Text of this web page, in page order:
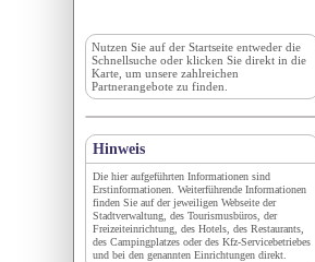
Nutzen Sie auf derStartseite entweder die
Schnellsuche oder klicken Sie direkt in die
Karte, um unsere zahlreichen
Partnerangebote zu finden.
Hinweis
Die hier aufgeführten Informationen sind
Erstinformationen. Weiterführende Informationen
finden Sie auf der jeweiligen Webseite der
Stadtverwaltung, des Tourismusbüros, der
Freizeiteinrichtung, des Hotels, des Restaurants,
des Campingplatzes oder des Kfz-Servicebetriebes
und bei den genannten Einrichtungen direkt.